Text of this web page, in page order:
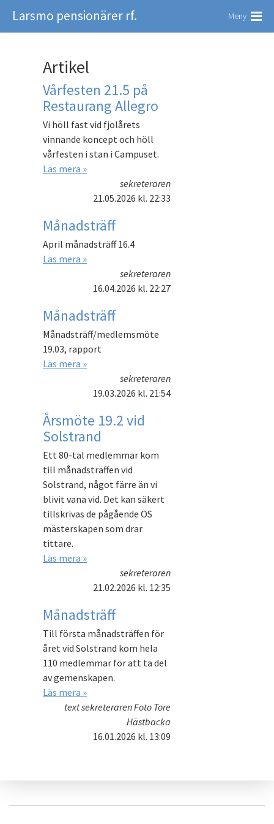
Larsmo pensionärer rf. Meny
Artikel
Vårfesten 21.5 på
Restaurang Allegro
Vi höll fast vid fjolårets
vinnande koncept och höll
vårfesten i stan i Campuset.
Läs mera »
sekreteraren
21.05.2026 kl. 22:33
Månadsträff
April månadsträff 16.4
Läs mera »
sekreteraren
16.04.2026 kl. 22:27
Månadsträff
Månadsträff/medlemsmöte
19.03, rapport
Läs mera »
sekreteraren
19.03.2026 kl. 21:54
Årsmöte 19.2 vid
Solstrand
Ett 80-tal medlemmar kom
till månadsträffen vid
Solstrand, något färre än vi
blivit vana vid. Det kan säkert
tillskrivas de pågående OS
mästerskapen som drar
tittare.
Läs mera »
sekreteraren
21.02.2026 kl. 12:35
Månadsträff
Till första månadsträffen för
året vid Solstrand kom hela
110 medlemmar för att ta del
av gemenskapen.
Läs mera »
text sekreteraren Foto Tore
Hästbacka
16.01.2026 kl. 13:09